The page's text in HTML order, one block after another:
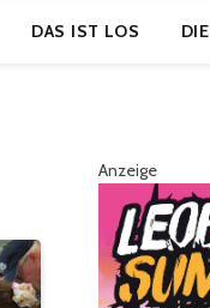
DAS IST LOS
Anzeige